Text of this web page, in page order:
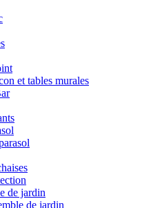
et tables murales
de jardin
de jardin